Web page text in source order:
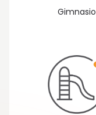
Gimnasio